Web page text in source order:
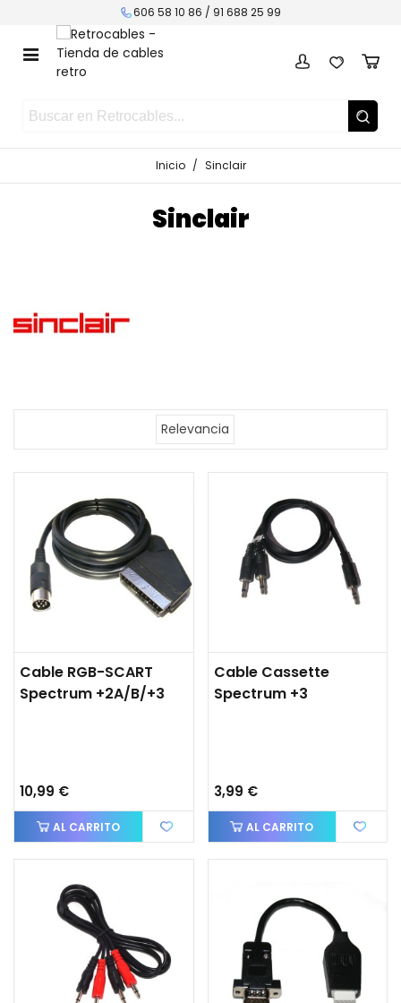
606 58 10 86 / 91 688 25 99
Inicio / Sinclair
Sinclair
Relevancia
Cable RGB-SCART
Spectrum +2A/B/+3
10,99 €
AL CARRITO
Cable Cassette
Spectrum +3
3,99 €
AL CARRITO